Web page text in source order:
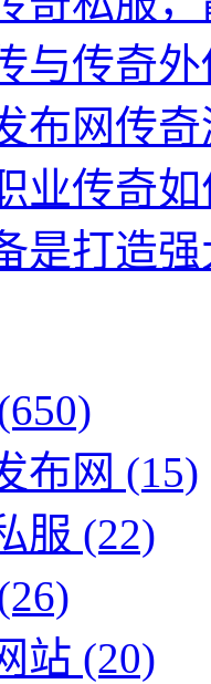
与传奇
布网传
业传奇
是打造
布网 (15)
服 (22)
站 (20)